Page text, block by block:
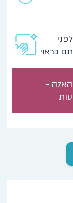
כראוי
האלה -